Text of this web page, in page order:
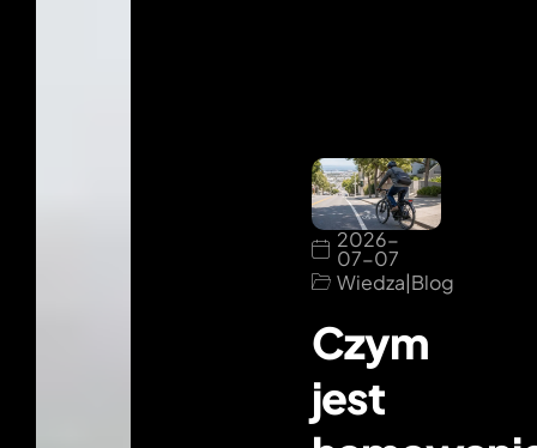
2026-
07-07
Wiedza|Blog
Czym
jest